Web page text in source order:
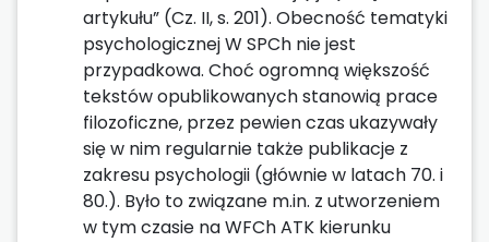
artykułu” (Cz. II, s. 201). Obecność tematyki
psychologicznej W SPCh nie jest
przypadkowa. Choć ogromną większość
tekstów opublikowanych stanowią prace
filozoficzne, przez pewien czas ukazywały
się w nim regularnie także publikacje z
zakresu psychologii (głównie w latach 70. i
80.). Było to związane m.in. z utworzeniem
w tym czasie na WFCh ATK kierunku